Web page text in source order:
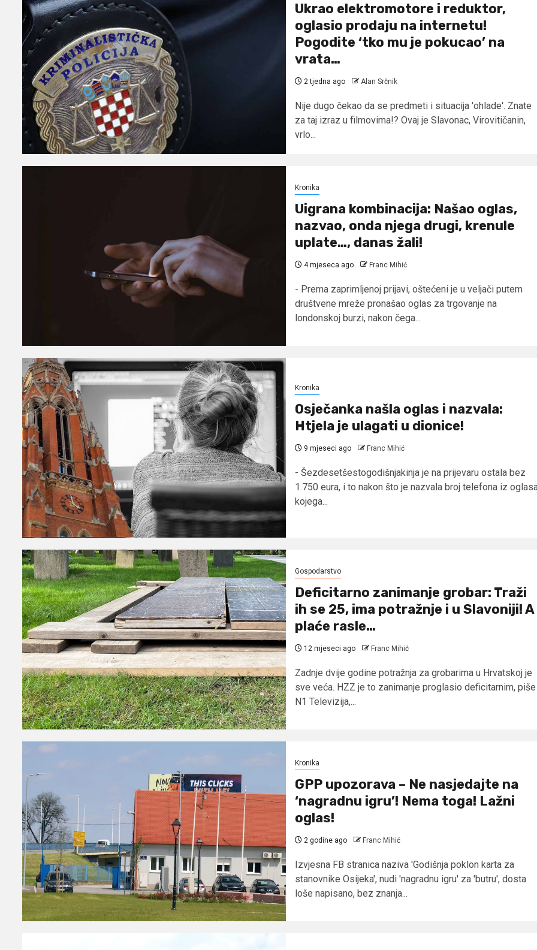
Ukrao elektromotore i reduktor,
oglasio prodaju na internetu!
Pogodite ‘tko mu je pokucao’ na
vrata…
2 tjedna ago Alan Srčnik
Nije dugo čekao da se predmeti i situacija 'ohlade'. Znate
za taj izraz u filmovima!? Ovaj je Slavonac, Virovitičanin,
vrlo...
Kronika
Uigrana kombinacija: Našao oglas,
nazvao, onda njega drugi, krenule
uplate…, danas žali!
4 mjeseca ago Franc Mihić
- Prema zaprimljenoj prijavi, oštećeni je u veljači putem
društvene mreže pronašao oglas za trgovanje na
londonskoj burzi, nakon čega...
Kronika
Osječanka našla oglas i nazvala:
Htjela je ulagati u dionice!
9 mjeseci ago Franc Mihić
- Šezdesetšestogodišnjakinja je na prijevaru ostala bez
1.750 eura, i to nakon što je nazvala broj telefona iz
kojega...
Gospodarstvo
Deficitarno zanimanje grobar: Traži
ih se 25, ima potražnje i u Slavoniji! A
plaće rasle…
12 mjeseci ago Franc Mihić
Zadnje dvije godine potražnja za grobarima u Hrvatskoj je
sve veća. HZZ je to zanimanje proglasio deficitarnim, piše
N1 Televizija,...
Kronika
GPP upozorava – Ne nasjedajte na
‘nagradnu igru’! Nema toga! Lažni
oglas!
2 godine ago Franc Mihić
Izvjesna FB stranica naziva 'Godišnja poklon karta za
stanovnike Osijeka', nudi 'nagradnu igru' za 'butru', dosta
loše napisano, bez znanja...